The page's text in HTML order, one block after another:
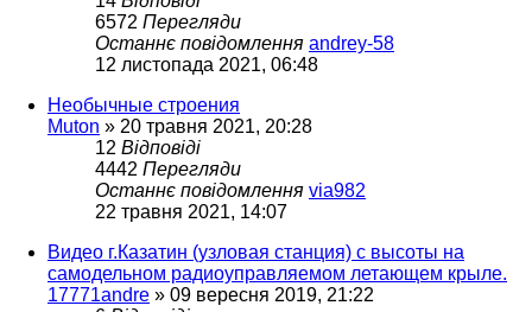
6572 Перегляди
Останнє повідомлення andrey-58
12 листопада 2021, 06:48
Необычные строения
Muton » 20 травня 2021, 20:28
12 Відповіді
4442 Перегляди
Останнє повідомлення via982
22 травня 2021, 14:07
Видео г.Казатин (узловая станция) с высоты на
самодельном радиоуправляемом летающем крыле.
17771andre » 09 вересня 2019, 21:22